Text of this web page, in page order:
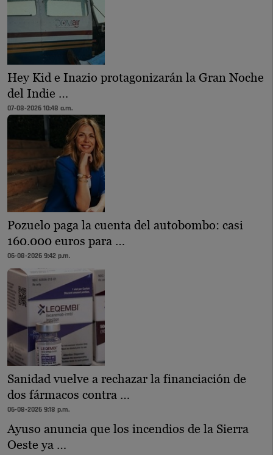
Hey Kid e Inazio protagonizarán la Gran Noche
del Indie …
07-08-2026 10:48 a.m.
Pozuelo paga la cuenta del autobombo: casi
160.000 euros para …
06-08-2026 9:42 p.m.
Sanidad vuelve a rechazar la financiación de
dos fármacos contra …
06-08-2026 9:18 p.m.
Ayuso anuncia que los incendios de la Sierra
Oeste ya …